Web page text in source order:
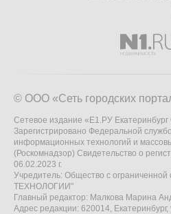
© ООО «Сеть городских
Сетевое издание «Е1.РУ
Зарегистрировано Федеральной
информационных технологий и
(Роскомнадзор) Свидетельство о
06.02.2023 г.
Учредитель: Общество с
ТЕХНОЛОГИИ"
Главный редактор: Малкова Марина
Адрес редакции: 620014,